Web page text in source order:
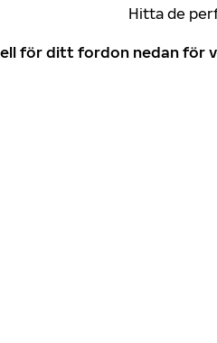
Hitta de
för ditt fordon nedan för